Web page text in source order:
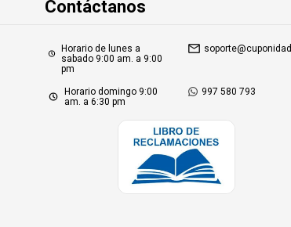
Contáctanos
Horario de lunes a
sabado 9:00 am. a 9:00
pm
Horario domingo 9:00
am. a 6:30 pm
997 580 793